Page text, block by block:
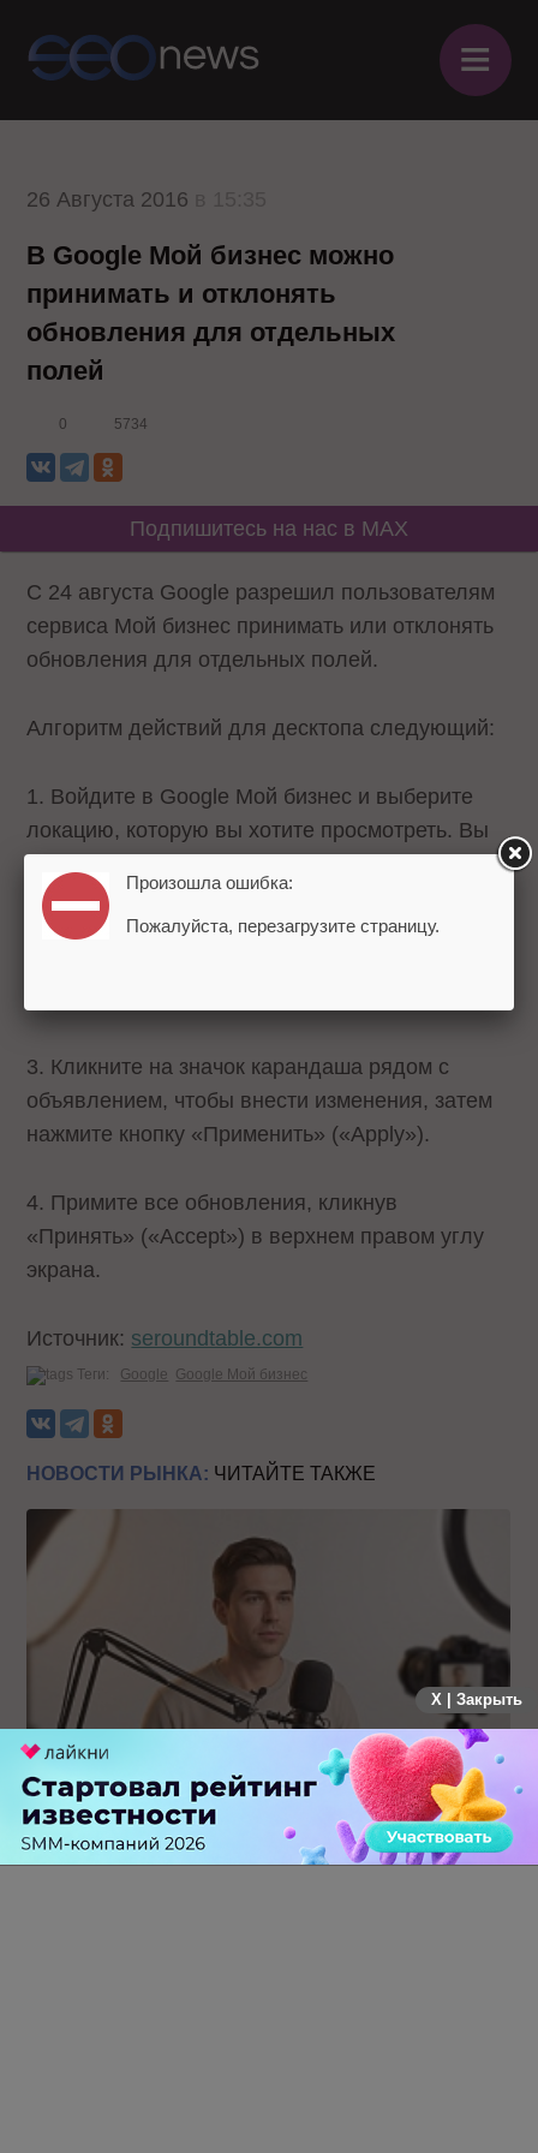
≡
26 Августа 2016
В Google Мой бизнес можно
принимать и отклонять
обновления для отдельных
полей
0 5734
Подпишитесь на нас в MAX
С 24 августа Google разрешил пользователям
сервиса Мой бизнес принимать или отклонять
обновления для отдельных полей.
Алгоритм действий для десктопа следующий:
1. Войдите в Google Мой бизнес и выберите
локацию, которую вы хотите просмотреть. Вы
увидите уведомление «Обновления от Google»
в верхнем правом углу страницы, если у
локации есть какие-то обновления.
3. Кликните на значок карандаша рядом с
объявлением, чтобы внести изменения, затем
нажмите кнопку «Применить» («Apply»).
4. Примите все обновления, кликнув
«Принять» («Accept») в верхнем правом углу
экрана.
Источник: seroundtable.com
Теги: Google Google Мой бизнес
НОВОСТИ РЫНКА: ЧИТАЙТЕ ТАКЖЕ
Российский рынок инфлюенс-маркетинга вошел в фазу
стагнации после нескольких лет роста
X | Закрыть
Произошла ошибка:
Пожалуйста, перезагрузите страницу.